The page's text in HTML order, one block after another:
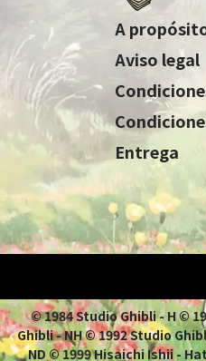
A
Aviso legal
Entrega
© 1984 Studio Ghibli - H ©
Ghibli - NH © 1992 Studio
ND © 1999 Hisaichi Ishii -